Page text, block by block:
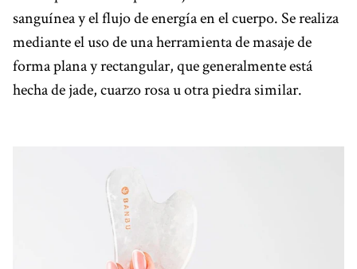
sanguínea y el flujo de energía en el cuerpo. Se realiza
mediante el uso de una herramienta de masaje de
forma plana y rectangular, que generalmente está
hecha de jade, cuarzo rosa u otra piedra similar.